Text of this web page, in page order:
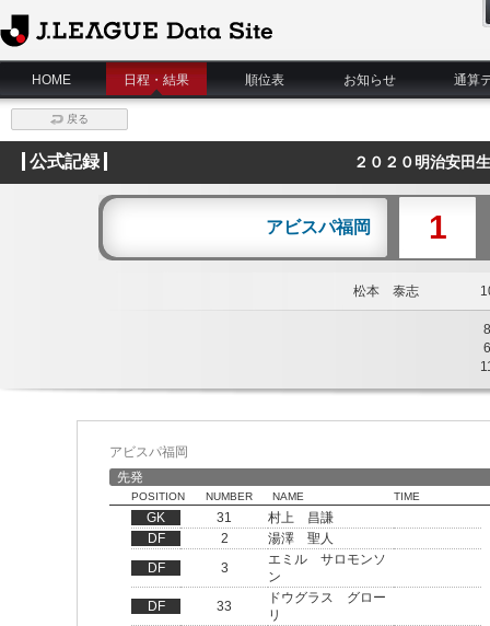
J.League Data Site
HOME
日程・結果 順位表 お知らせ 通算
戻る
公式記録 ２０２０明治安田
アビスパ福岡 1
松本 泰志
8
6
アビスパ福岡
先発
POSITION NUMBER NAME TIME
GK 31
村上 昌謙
DF
2
湯澤 聖人
DF
3
エミル サロモンソ
ン
DF
33
ドウグラス グロー
リ